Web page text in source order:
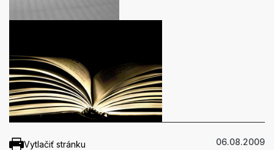
Vytlačiť stránku 06.08.2009